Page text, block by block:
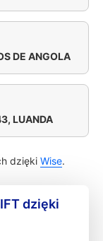
DE ANGOLA
LUANDA
dzięki Wise.
dzięki